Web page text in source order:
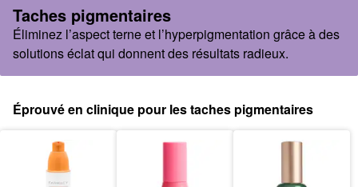
Taches pigmentaires
Éliminez l’aspect terne et l’hyperpigmentation grâce à des
solutions éclat qui donnent des résultats radieux.
Éprouvé en clinique pour les taches pigmentaires